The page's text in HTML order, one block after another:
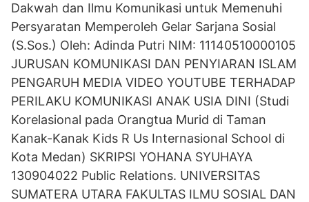
Dakwah dan Ilmu Komunikasi untuk Memenuhi
Persyaratan Memperoleh Gelar Sarjana Sosial
(S.Sos.) Oleh: Adinda Putri NIM: 11140510000105
JURUSAN KOMUNIKASI DAN PENYIARAN ISLAM
PENGARUH MEDIA VIDEO YOUTUBE TERHADAP
PERILAKU KOMUNIKASI ANAK USIA DINI (Studi
Korelasional pada Orangtua Murid di Taman
Kanak-Kanak Kids R Us Internasional School di
Kota Medan) SKRIPSI YOHANA SYUHAYA
130904022 Public Relations. UNIVERSITAS
SUMATERA UTARA FAKULTAS ILMU SOSIAL DAN